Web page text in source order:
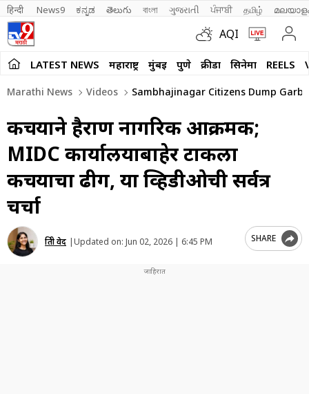
हिन्दी News9 ಕನ್ನಡ తెలుగు বাংলা ગુજરાતી ਪੰਜਾਬੀ தமிழ்
AQI
LATEST NEWS महाराष्ट्र मुंबई पुणे क्रीडा सिनेमा REELS
Marathi News Videos Sambhajinagar Citizens Dump
कचऱ्याने हैराण नागरिक आक्रमक;
MIDC कार्यालयाबाहेर टाकला
कचऱ्याचा ढीग, या व्हिडीओची सर्वत्र
चर्चा
प्रिती वेद |Updated on: Jun 02, 2026 | 6:45 PM SHARE